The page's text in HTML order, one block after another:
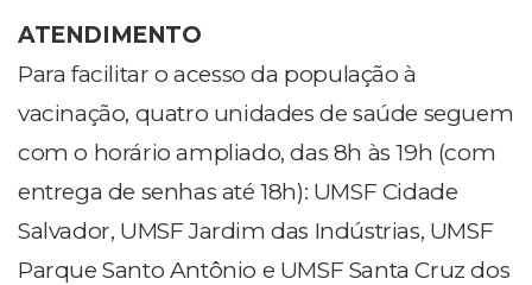
ATENDIMENTO
Para facilitar o acesso da população à
vacinação, quatro unidades de saúde seguem
com o horário ampliado, das 8h às 19h (com
entrega de senhas até 18h): UMSF Cidade
Salvador, UMSF Jardim das Indústrias, UMSF
Parque Santo Antônio e UMSF Santa Cruz dos